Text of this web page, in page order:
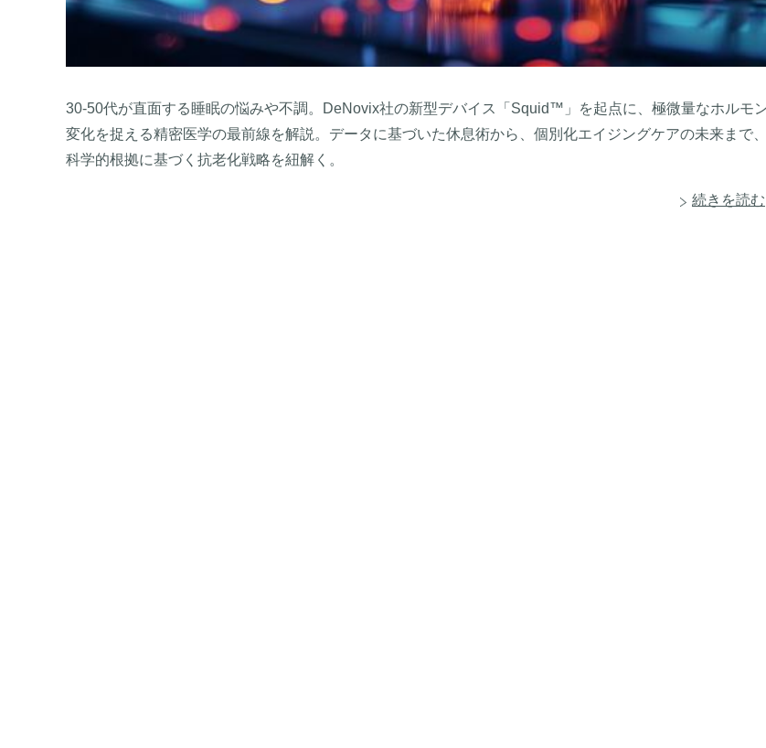
30-50代が直面する睡眠の悩みや不調。DeNovix社の新型デバイス「Squid™」を起点に、極微量なホルモ
変化を捉える精密医学の最前線を解説。データに基づいた休息術から、個別化エイジングケアの未来まで、
科学的根拠に基づく抗老化戦略を紐解く。
続きを読む